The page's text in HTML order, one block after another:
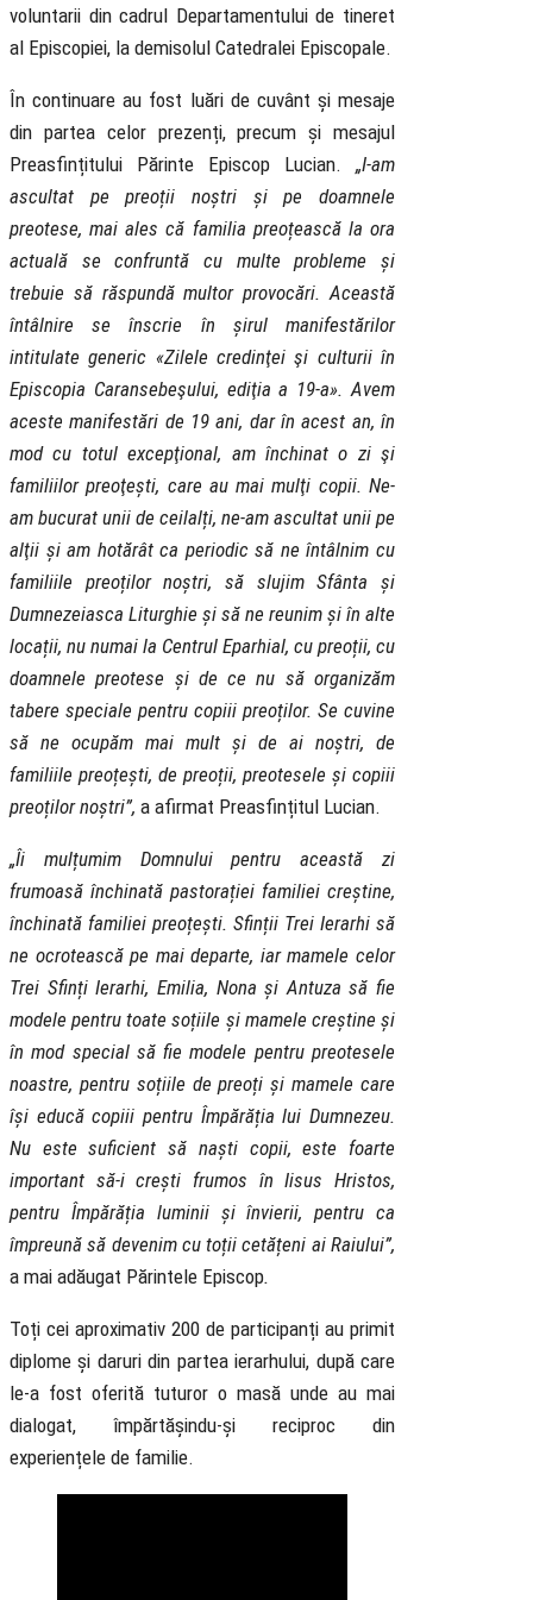
voluntarii din cadrul Departamentului de tineret
al Episcopiei, la demisolul Catedralei Episcopale.
În continuare au fost luări de cuvânt și mesaje
din partea celor prezenți, precum și mesajul
Preasfințitului Părinte Episcop Lucian. „I-am
ascultat pe preoții noștri și pe doamnele
preotese, mai ales că familia preoțească la ora
actuală se confruntă cu multe probleme și
trebuie să răspundă multor provocări. Această
întâlnire se înscrie în șirul manifestărilor
intitulate generic «Zilele credinţei şi culturii în
Episcopia Caransebeşului, ediţia a 19-a». Avem
aceste manifestări de 19 ani, dar în acest an, în
mod cu totul excepţional, am închinat o zi şi
familiilor preoţești, care au mai mulţi copii. Ne-
am bucurat unii de ceilalți, ne-am ascultat unii pe
alţii și am hotărât ca periodic să ne întâlnim cu
familiile preoților noștri, să slujim Sfânta și
Dumnezeiasca Liturghie și să ne reunim și în alte
locații, nu numai la Centrul Eparhial, cu preoții, cu
doamnele preotese și de ce nu să organizăm
tabere speciale pentru copiii preoților. Se cuvine
să ne ocupăm mai mult și de ai noștri, de
familiile preoțești, de preoții, preotesele și copiii
preoților noștri”, a afirmat Preasfințitul Lucian.
„Îi mulțumim Domnului pentru această zi
frumoasă închinată pastorației familiei creștine,
închinată familiei preoțești. Sfinții Trei Ierarhi să
ne ocrotească pe mai departe, iar mamele celor
Trei Sfinți Ierarhi, Emilia, Nona și Antuza să fie
modele pentru toate soțiile și mamele creștine și
în mod special să fie modele pentru preotesele
noastre, pentru soțiile de preoți și mamele care
își educă copiii pentru Împărăția lui Dumnezeu.
Nu este suficient să naști copii, este foarte
important să-i crești frumos în Iisus Hristos,
pentru Împărăția luminii și învierii, pentru ca
împreună să devenim cu toții cetățeni ai Raiului”,
a mai adăugat Părintele Episcop.
Toți cei aproximativ 200 de participanți au primit
diplome și daruri din partea ierarhului, după care
le-a fost oferită tuturor o masă unde au mai
dialogat, împărtășindu-și reciproc din
experiențele de familie.